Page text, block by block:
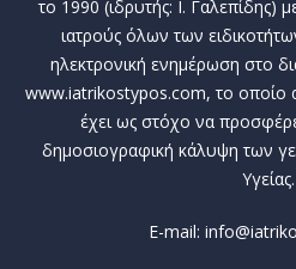
το 1990 (ιδρυτής: Ι. Γαλεπίδης)
ιατρούς όλων των
ηλεκτρονική ενημέρωση στο
www.iatrikostypos.com, το οποίο
έχει ως στόχο να
δημοσιογραφική κάλυψη των
Υγείας.
E-mail: